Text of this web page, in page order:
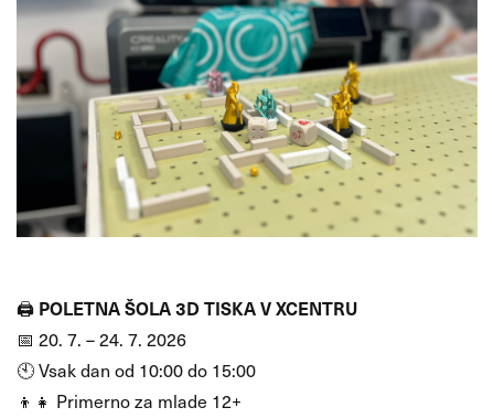
🖨️ POLETNA ŠOLA 3D TISKA V XCENTRU
📅 20. 7. – 24. 7. 2026
🕙 Vsak dan od 10:00 do 15:00
👦👧 Primerno za mlade 12+